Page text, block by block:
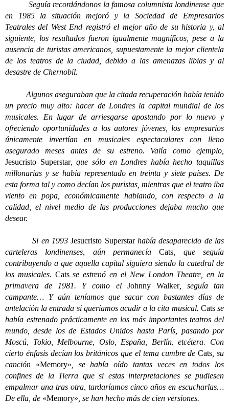
Seguía recordándonos la famosa columnista londinense que
en 1985 la situación mejoró y la Sociedad de Empresarios
Teatrales del West End registró el mejor año de su historia y, al
siguiente, los resultados fueron igualmente magníficos, pese a la
ausencia de turistas americanos, supuestamente la mejor clientela
de los teatros de la ciudad, debido a las amenazas libias y al
desastre de Chernobil.
Algunos aseguraban que la citada recuperación había tenido
un precio muy alto: hacer de Londres la capital mundial de los
musicales. En lugar de arriesgarse apostando por lo nuevo y
ofreciendo oportunidades a los autores jóvenes, los empresarios
únicamente invertían en musicales espectaculares con lleno
asegurado meses antes de su estreno. Valía como ejemplo,
Jesucristo Superstar, que sólo en Londres había hecho taquillas
millonarias y se había representado en treinta y siete países. De
esta forma tal y como decían los puristas, mientras que el teatro iba
viento en popa, económicamente hablando, con respecto a la
calidad, el nivel medio de las producciones dejaba mucho que
desear.
Si en 1993Jesucristo Superstarhabía desaparecido de las
carteleras londinenses, aún permanecíaCats , que seguía
contribuyendo a que aquella capital siguiera siendo la catedral de
los musicales. Catsse estrenó en el New London Theatre, en la
primavera de 1981. Y como el Johnny Walker, seguía tan
campante… Y aún teníamos que sacar con bastantes días de
antelación la entrada si queríamos acudir a la cita musical. Catsse
había estrenado prácticamente en los más importantes teatros del
mundo, desde los de Estados Unidos hasta París, pasando por
Moscú, Tokio, Melbourne, Oslo, España, Berlín, etcétera. Con
cierto énfasis decían los británicos que el tema cumbre deCats , su
canción «Memory» , se había oído tantas veces en todos los
confines de la Tierra que si estas interpretaciones se pudiesen
empalmar una tras otra, tardaríamos cinco años en escucharlas…
De ella, de «Memory» , se han hecho más de cien versiones.